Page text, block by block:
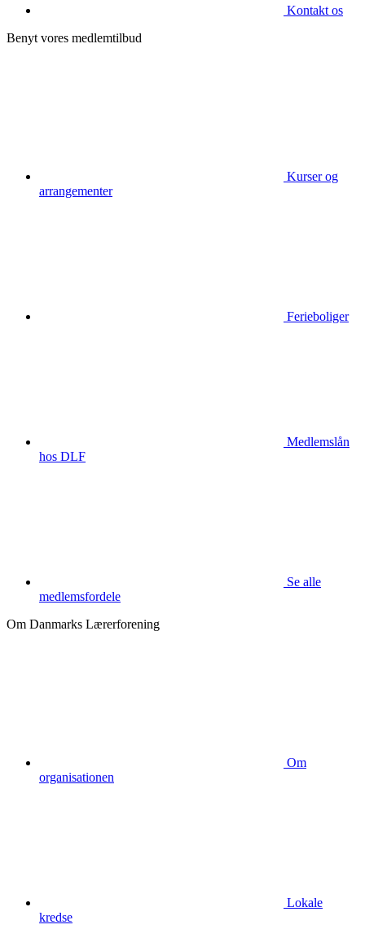
Kontakt os
Benyt vores medlemtilbud
Kurser og
arrangementer
Ferieboliger
Medlemslån
hos DLF
Se alle
medlemsfordele
Om Danmarks Lærerforening
Om
organisationen
Lokale
kredse